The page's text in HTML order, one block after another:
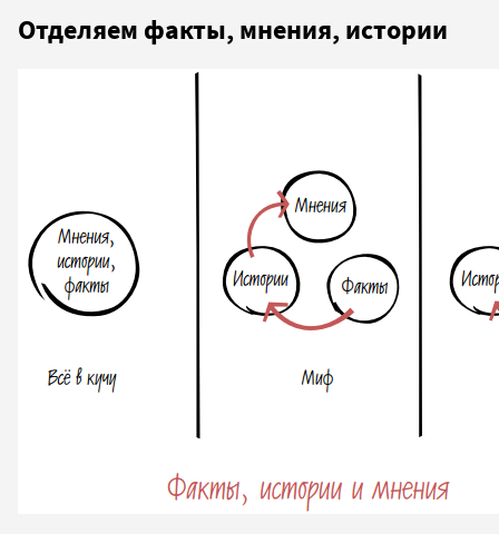
Отделяем факты, мнения, истории